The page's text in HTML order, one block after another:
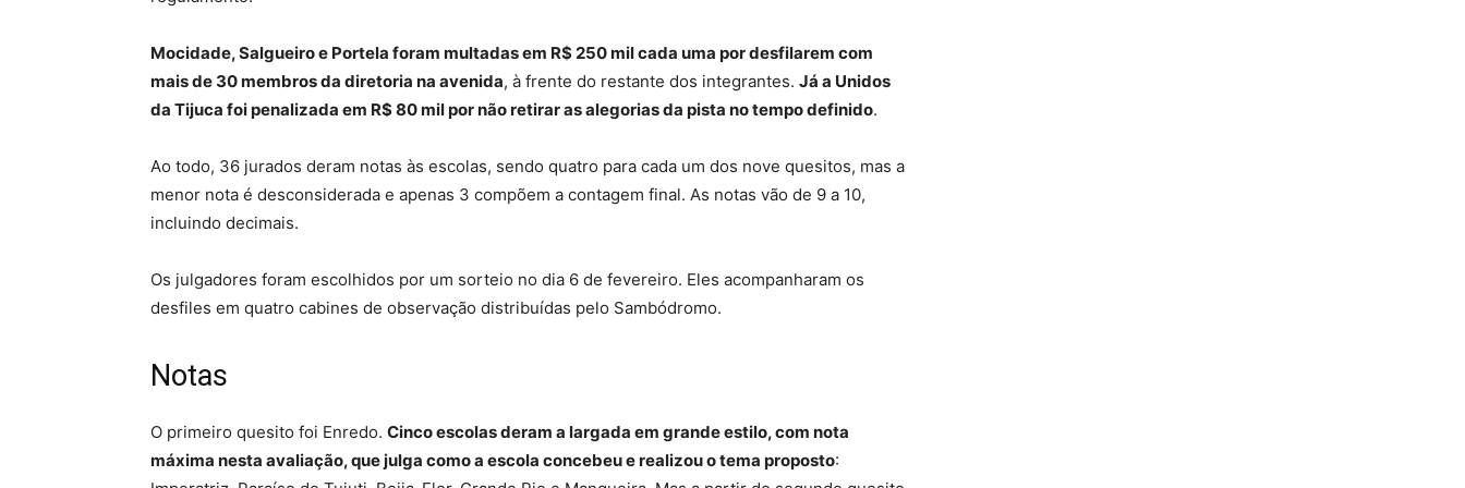
Mocidade, Salgueiro e Portela foram multadas em R$ 250 mil cada uma por desfilarem com
mais de 30 membros da diretoria na avenida, à frente do restante dos integrantes. Já a Unidos
da Tijuca foi penalizada em R$ 80 mil por não retirar as alegorias da pista no tempo definido.
Ao todo, 36 jurados deram notas às escolas, sendo quatro para cada um dos nove quesitos, mas a
menor nota é desconsiderada e apenas 3 compõem a contagem final. As notas vão de 9 a 10,
incluindo decimais.
Os julgadores foram escolhidos por um sorteio no dia 6 de fevereiro. Eles acompanharam os
desfiles em quatro cabines de observação distribuídas pelo Sambódromo.
Notas
O primeiro quesito foi Enredo. Cinco escolas deram a largada em grande estilo, com nota
máxima nesta avaliação, que julga como a escola concebeu e realizou o tema proposto: